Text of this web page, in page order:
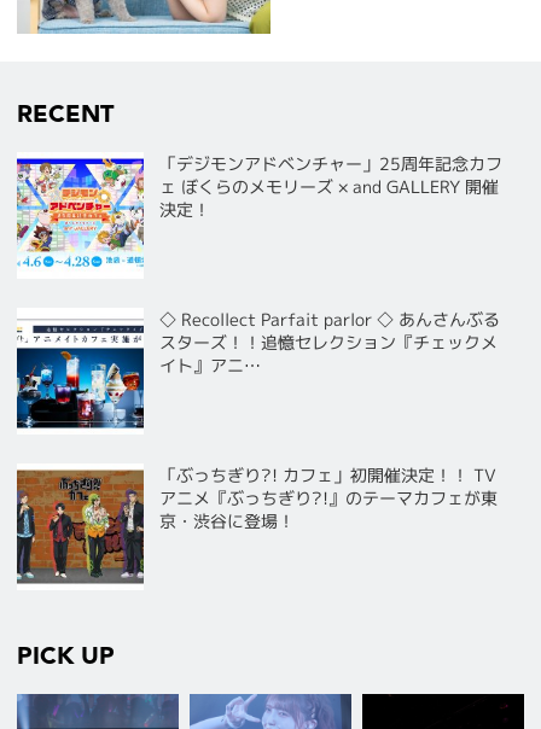
RECENT
「デジモンアドベンチャー」25周年記念カフ
ェ ぼくらのメモリーズ × and GALLERY 開催
決定！
◇ Recollect Parfait parlor ◇ あんさんぶる
スターズ！！追憶セレクション『チェックメ
イト』アニ…
「ぶっちぎり?! カフェ」初開催決定！！ TV
アニメ『ぶっちぎり?!』のテーマカフェが東
京・渋谷に登場！
PICK UP